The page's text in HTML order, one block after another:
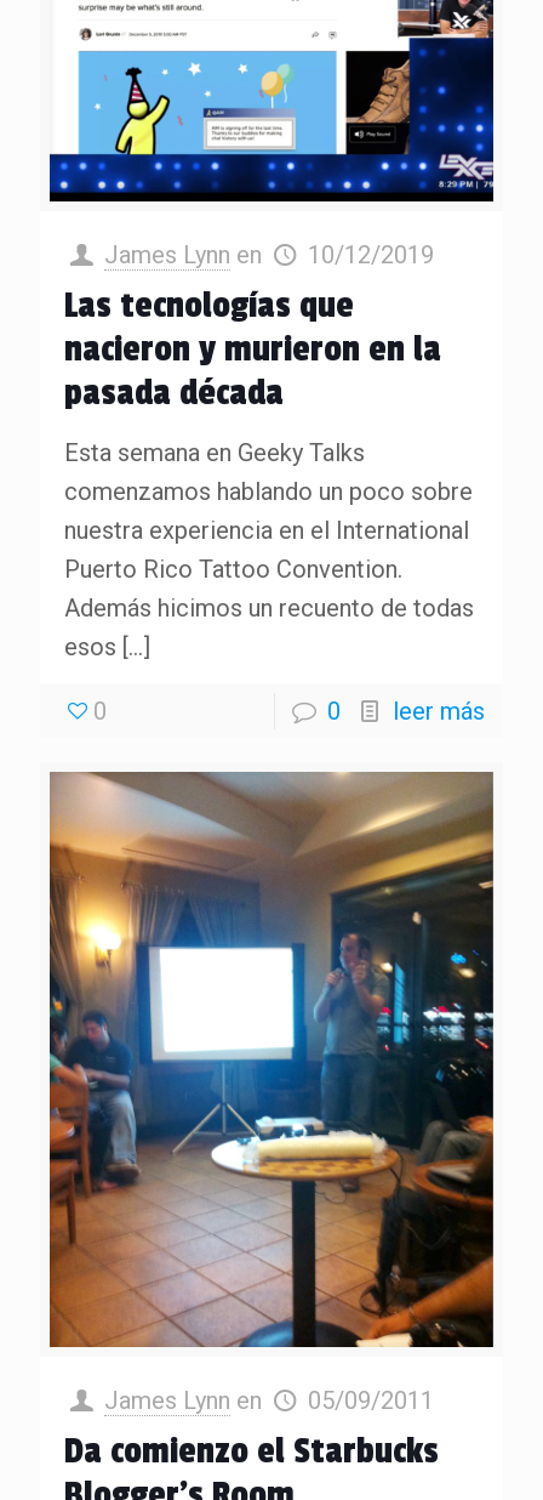
James Lynn en 10/12/2019
Las tecnologías que
nacieron y murieron en la
pasada década
Esta semana en Geeky Talks
comenzamos hablando un poco sobre
nuestra experiencia en el International
Puerto Rico Tattoo Convention.
Además hicimos un recuento de todas
esos […]
0 0 leer más
James Lynn en 05/09/2011
Da comienzo el Starbucks